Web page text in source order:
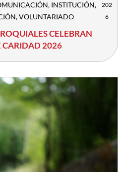
, INSTITUCIÓN,
,VOLUNTARIADO
202
6
CELEBRAN
CARIDAD 2026